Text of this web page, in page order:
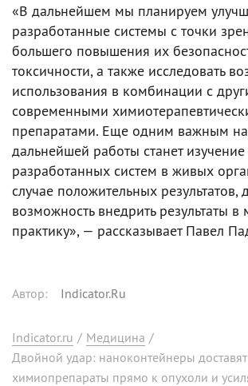
«В дальнейшем мы планируем
разработанные системы с точки
большего повышения их
токсичности, а также исследовать
использования в комбинации с
современными
препаратами. Еще одним важным
дальнейшей работы станет
разработанных систем в живых
случае положительных результатов,
возможность внедрить результаты
практику», — рассказывает Павел
Автор: Indicator.Ru
Indicator.ru / Медицина /
Двойной удар: наноконтейнеры доставят
химиопрепараты прямо к опухоли и